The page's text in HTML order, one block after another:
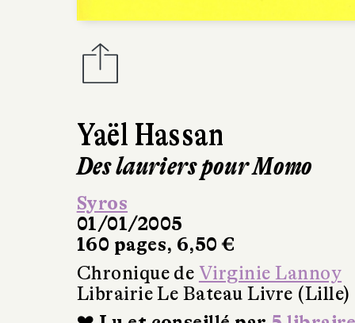
Yaël Hassan
Des lauriers pour Momo
Syros
01/01/2005
160 pages, 6,50 €
Chronique de Virginie Lannoy
Librairie Le Bateau Livre (Lille)